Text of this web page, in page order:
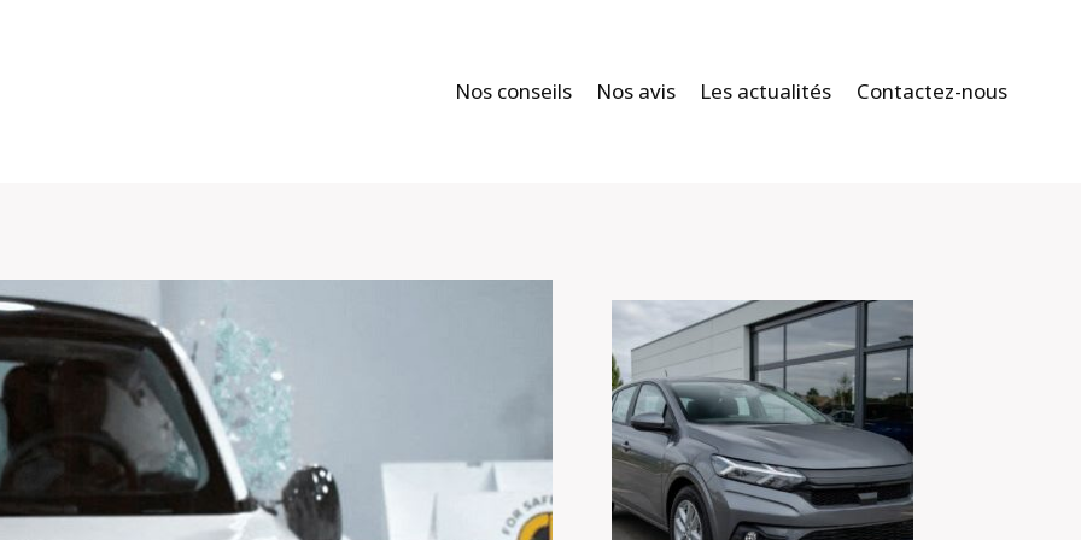
Nos conseils Nos avis Les actualités Contactez-nous